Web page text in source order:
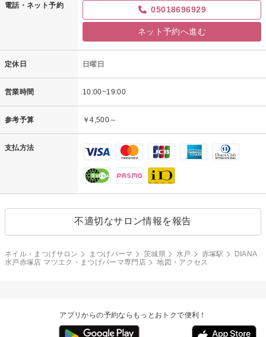
電話・ネット予約 05018696929
ネット予約へ進む
定休日 日曜日
営業時間 10:00~19:00
参考予算 ￥4,500～
支払方法
不適切なサロン情報を報告
ネイル・まつげサロン まつげパーマ 茨城県 水戸 赤塚駅
DIANA
水戸赤塚店 マツエク・まつげパーマ専門店
地図・アクセス
アプリからの予約ならもっとおトクで便利！